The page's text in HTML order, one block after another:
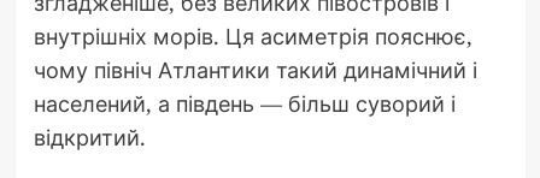
внутрішніх морів. Ця асиметрія пояснює,
чому північ Атлантики такий динамічний і
населений, а південь — більш суворий і
відкритий.